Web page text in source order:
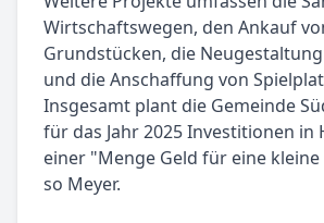
Wirtschaftswegen, den Ankauf
Grundstücken, die
und die Anschaffung von
Insgesamt plant die Gemeinde
für das Jahr 2025 Investitionen in
einer "Menge Geld für eine
so Meyer.